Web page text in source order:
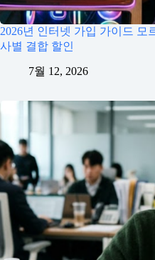
2026년 인터넷 가입 가이드 모
사별 결합 할인
7월 12, 2026